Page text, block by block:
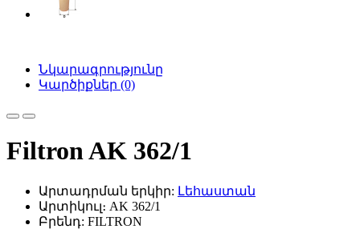
Նկարագրությունը
Կարծիքներ (0)
Filtron AK 362/1
Արտադրման երկիր: Լեհաստան
Արտիկուլ։ AK 362/1
Բրենդ: FILTRON